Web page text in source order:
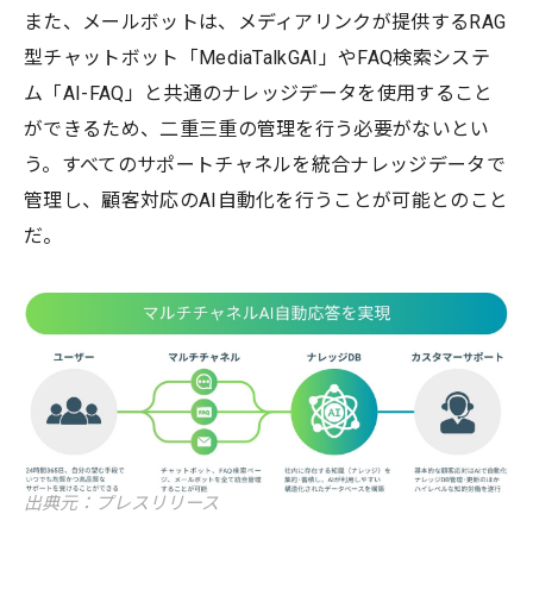
また、メールボットは、メディアリンクが提供するRAG
型チャットボット「MediaTalkGAI」やFAQ検索システ
ム「AI-FAQ」と共通のナレッジデータを使用すること
ができるため、二重三重の管理を行う必要がないとい
う。すべてのサポートチャネルを統合ナレッジデータで
管理し、顧客対応のAI自動化を行うことが可能とのこと
だ。
出典元：プレスリリース